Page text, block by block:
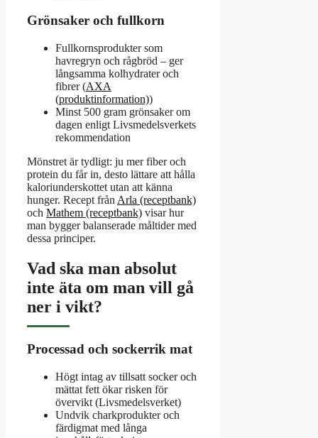
Grönsaker och fullkorn
Fullkornsprodukter som
havregryn och rågbröd – ger
långsamma kolhydrater och
fibrer (AXA
(produktinformation))
Minst 500 gram grönsaker om
dagen enligt Livsmedelsverkets
rekommendation
Mönstret är tydligt: ju mer fiber och
protein du får in, desto lättare att hålla
kaloriunderskottet utan att känna
hunger. Recept från Arla (receptbank)
och Mathem (receptbank) visar hur
man bygger balanserade måltider med
dessa principer.
Vad ska man absolut
inte äta om man vill gå
ner i vikt?
Processad och sockerrik mat
Högt intag av tillsatt socker och
mättat fett ökar risken för
övervikt (Livsmedelsverket)
Undvik charkprodukter och
färdigmat med långa